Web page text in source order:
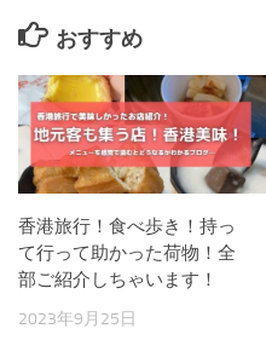
おすすめ
香港旅行！食べ歩き！持っ
て行って助かった荷物！全
部ご紹介しちゃいます！
2023年9月25日